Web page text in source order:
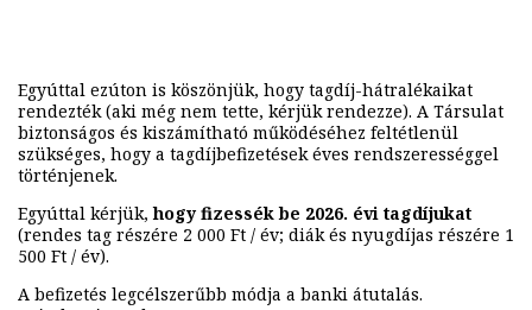
Egyúttal ezúton is köszönjük, hogy tagdíj-hátralékaikat
rendezték (aki még nem tette, kérjük rendezze). A Társulat
biztonságos és kiszámítható működéséhez feltétlenül
szükséges, hogy a tagdíjbefizetések éves rendszerességgel
történjenek.
Egyúttal kérjük,hogy fizessék be 2026. évi tagdíjukat
(rendes tag részére 2 000 Ft / év; diák és nyugdíjas részére 1
500 Ft / év).
A befizetés legcélszerűbb módja a banki átutalás.